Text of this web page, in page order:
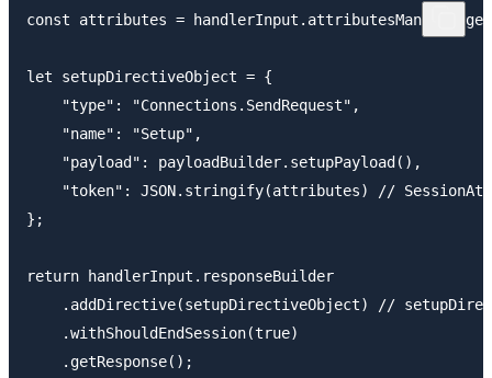
const attributes =
let setupDirectiveObject = {
    "type": "Connections.SendRequest",
    "name": "Setup",
    "payload": payloadBuilder.setupPayload(),
"token": JSON.stringify(attributes) //
};
return handlerInput.responseBuilder
.addDirective(setupDirectiveObject) //
    .withShouldEndSession(true)